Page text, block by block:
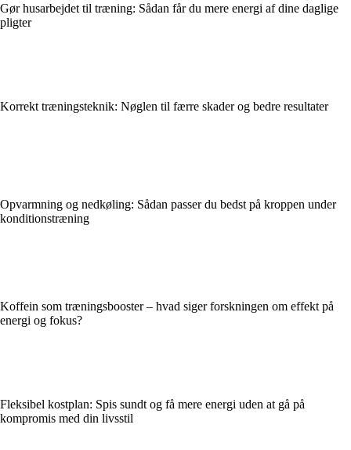
Gør husarbejdet til træning: Sådan får du mere energi af dine daglige
pligter
Korrekt træningsteknik: Nøglen til færre skader og bedre resultater
Opvarmning og nedkøling: Sådan passer du bedst på kroppen under
konditionstræning
Koffein som træningsbooster – hvad siger forskningen om effekt på
energi og fokus?
Fleksibel kostplan: Spis sundt og få mere energi uden at gå på
kompromis med din livsstil